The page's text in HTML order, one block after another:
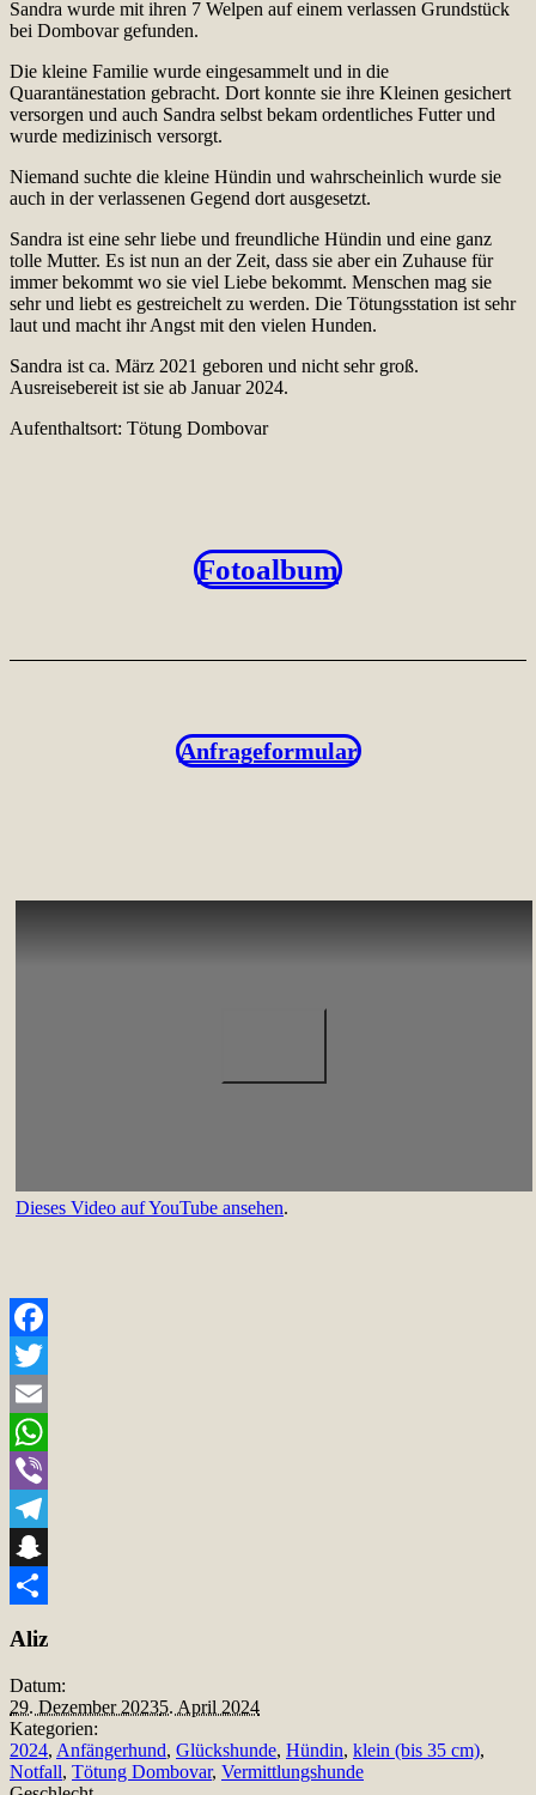
Sandra wurde mit ihren 7 Welpen auf einem verlassen Grundstück
bei Dombovar gefunden.
Die kleine Familie wurde eingesammelt und in die
Quarantänestation gebracht. Dort konnte sie ihre Kleinen gesichert
versorgen und auch Sandra selbst bekam ordentliches Futter und
wurde medizinisch versorgt.
Niemand suchte die kleine Hündin und wahrscheinlich wurde sie
auch in der verlassenen Gegend dort ausgesetzt.
Sandra ist eine sehr liebe und freundliche Hündin und eine ganz
tolle Mutter. Es ist nun an der Zeit, dass sie aber ein Zuhause für
immer bekommt wo sie viel Liebe bekommt. Menschen mag sie
sehr und liebt es gestreichelt zu werden. Die Tötungsstation ist sehr
laut und macht ihr Angst mit den vielen Hunden.
Sandra ist ca. März 2021 geboren und nicht sehr groß.
Ausreisebereit ist sie ab Januar 2024.
Aufenthaltsort: Tötung Dombovar
Fotoalbum
Anfrageformular
Dieses Video auf YouTube ansehen.
Facebook
Twitter
Email
WhatsApp
Viber
Telegram
Snapchat
Aliz
Datum:
29. Dezember 20235. April 2024
Kategorien:
2024, Anfängerhund, Glückshunde, Hündin, klein (bis 35 cm),
Notfall, Tötung Dombovar, Vermittlungshunde